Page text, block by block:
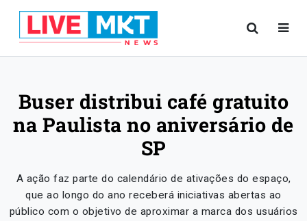
Buser distribui café gratuito
na Paulista no aniversário de
SP
A ação faz parte do calendário de ativações do espaço,
que ao longo do ano receberá iniciativas abertas ao
público com o objetivo de aproximar a marca dos usuários